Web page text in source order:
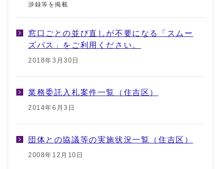
渉録等を掲載
窓口ごとの並び直しが不要になる「スムー
ズパス」をご利用ください。
2018年3月30日
業務委託入札案件一覧（住吉区）
2014年6月3日
団体との協議等の実施状況一覧（住吉区）
2008年12月10日